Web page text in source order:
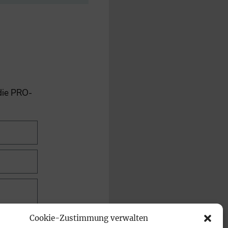
Cookie-Zustimmung verwalten
PRO-